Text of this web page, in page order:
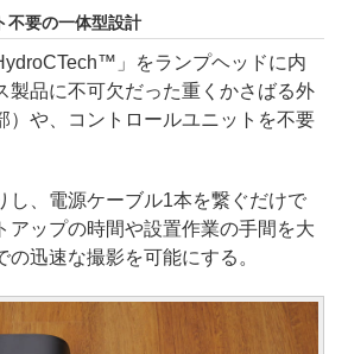
不要の一体型設計
」をランプヘッドに内
製品に不可欠だった重くかさばる外
）や、コントロールユニットを不要
し、電源ケーブル1本を繋ぐだけで
アップの時間や設置作業の手間を大
迅速な撮影を可能にする。